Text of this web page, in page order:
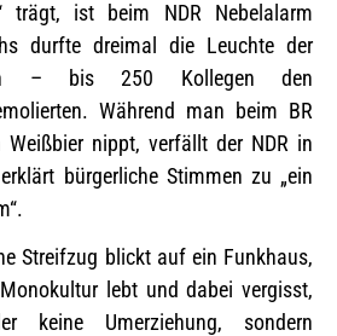
trägt, ist beim NDR Nebelalarm
durfte dreimal die Leuchte der
– bis 250 Kollegen den
Während man beim BR
nippt, verfällt der NDR in
bürgerliche Stimmen zu „ein
Streifzug blickt auf ein Funkhaus,
lebt und dabei vergisst,
keine Umerziehung, sondern